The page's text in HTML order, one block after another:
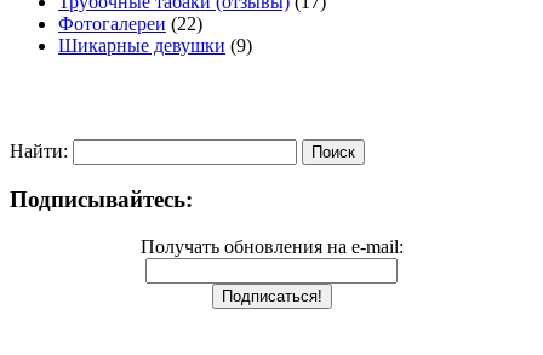
Фотогалереи (22)
Шикарные девушки (9)
Найти:
Подписывайтесь:
Получать обновления на e-mail: